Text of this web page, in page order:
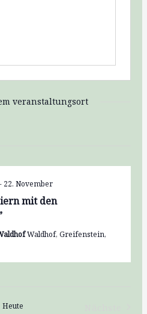
veranstaltungsort
mit den
22. November
Waldhof, Greifenstein,
Heute